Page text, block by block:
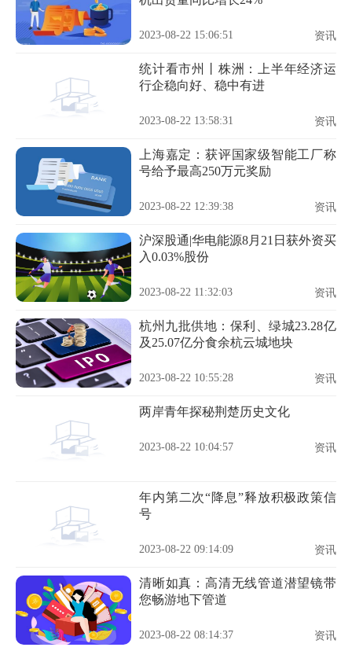
2023-08-22 15:06:51 资讯
统计看市州丨株洲：上半年经济运
行企稳向好、稳中有进
2023-08-22 13:58:31 资讯
上海嘉定：获评国家级智能工厂称
号给予最高250万元奖励
2023-08-22 12:39:38 资讯
沪深股通|华电能源8月21日获外资买
入0.03%股份
2023-08-22 11:32:03 资讯
杭州九批供地：保利、绿城23.28亿
及25.07亿分食余杭云城地块
2023-08-22 10:55:28 资讯
两岸青年探秘荆楚历史文化
2023-08-22 10:04:57 资讯
年内第二次“降息”释放积极政策信
号
2023-08-22 09:14:09 资讯
清晰如真：高清无线管道潜望镜带
您畅游地下管道
2023-08-22 08:14:37 资讯